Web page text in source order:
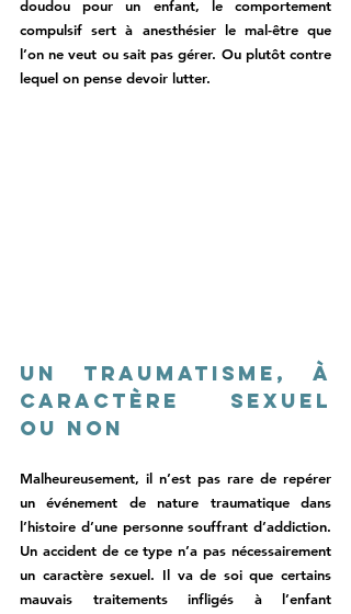
doudou pour un enfant, le comportement
compulsif sert à anesthésier le mal-être que
l’on ne veut ou sait pas gérer. Ou plutôt contre
lequel on pense devoir lutter.
Un traumatisme, à
caractère sexuel
ou non
Malheureusement, il n’est pas rare de repérer
un événement de nature traumatique dans
l’histoire d’une personne souffrant d’addiction.
Un accident de ce type n’a pas nécessairement
un caractère sexuel. Il va de soi que certains
mauvais traitements infligés à l’enfant